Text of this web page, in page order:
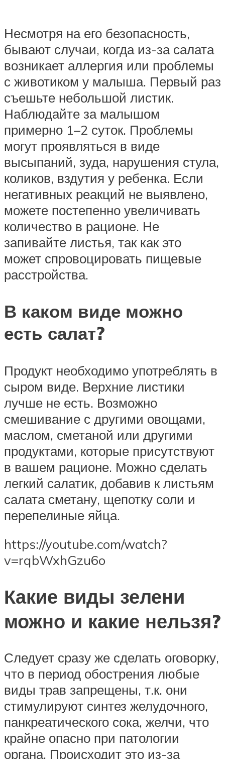
Несмотря на его безопасность,
бывают случаи, когда из-за салата
возникает аллергия или проблемы
с животиком у малыша. Первый раз
съешьте небольшой листик.
Наблюдайте за малышом
примерно 1–2 суток. Проблемы
могут проявляться в виде
высыпаний, зуда, нарушения стула,
коликов, вздутия у ребенка. Если
негативных реакций не выявлено,
можете постепенно увеличивать
количество в рационе. Не
запивайте листья, так как это
может спровоцировать пищевые
расстройства.
В каком виде можно
есть салат?
Продукт необходимо употреблять в
сыром виде. Верхние листики
лучше не есть. Возможно
смешивание с другими овощами,
маслом, сметаной или другими
продуктами, которые присутствуют
в вашем рационе. Можно сделать
легкий салатик, добавив к листьям
салата сметану, щепотку соли и
перепелиные яйца.
https://youtube.com/watch?
v=rqbWxhGzu6o
Какие виды зелени
можно и какие нельзя?
Следует сразу же сделать оговорку,
что в период обострения любые
виды трав запрещены, т.к. они
стимулируют синтез желудочного,
панкреатического сока, желчи, что
крайне опасно при патологии
органа. Происходит это из-за